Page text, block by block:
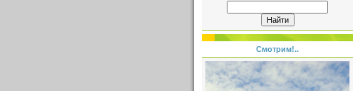
Смотрим!..